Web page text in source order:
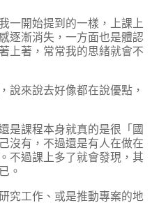
一開始提到的一樣，上課上
逐漸消失，一方面也是體認
上著，常常我的思緒就會不
說來說去好像都在說優點，
是課程本身就真的是很「國
沒有，不過還是有人在做在
不過課上多了就會發現，其
。
究工作、或是推動專案的地